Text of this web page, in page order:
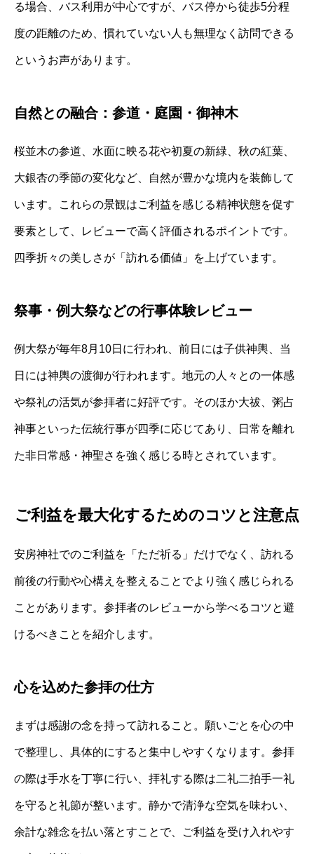
る場合、バス利用が中心ですが、バス停から徒歩5分程
度の距離のため、慣れていない人も無理なく訪問できる
というお声があります。
自然との融合：参道・庭園・御神木
桜並木の参道、水面に映る花や初夏の新緑、秋の紅葉、
大銀杏の季節の変化など、自然が豊かな境内を装飾して
います。これらの景観はご利益を感じる精神状態を促す
要素として、レビューで高く評価されるポイントです。
四季折々の美しさが「訪れる価値」を上げています。
祭事・例大祭などの行事体験レビュー
例大祭が毎年8月10日に行われ、前日には子供神輿、当
日には神輿の渡御が行われます。地元の人々との一体感
や祭礼の活気が参拝者に好評です。そのほか大祓、粥占
神事といった伝統行事が四季に応じてあり、日常を離れ
た非日常感・神聖さを強く感じる時とされています。
ご利益を最大化するためのコツと注意点
安房神社でのご利益を「ただ祈る」だけでなく、訪れる
前後の行動や心構えを整えることでより強く感じられる
ことがあります。参拝者のレビューから学べるコツと避
けるべきことを紹介します。
心を込めた参拝の仕方
まずは感謝の念を持って訪れること。願いごとを心の中
で整理し、具体的にすると集中しやすくなります。参拝
の際は手水を丁寧に行い、拝礼する際は二礼二拍手一礼
を守ると礼節が整います。静かで清浄な空気を味わい、
余計な雑念を払い落とすことで、ご利益を受け入れやす